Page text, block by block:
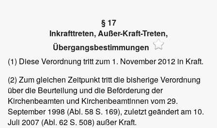
§ 17
Inkrafttreten, Außer-Kraft-Treten,
Übergangsbestimmungen
(1) Diese Verordnung tritt zum 1. November 2012 in Kraft.
(2) Zum gleichen Zeitpunkt tritt die bisherige Verordnung
über die Beurteilung und die Beförderung der
Kirchenbeamten und Kirchenbeamtinnen vom 29.
September 1998 (Abl. 58 S. 169), zuletzt geändert am 10.
Juli 2007 (Abl. 62 S. 508) außer Kraft.